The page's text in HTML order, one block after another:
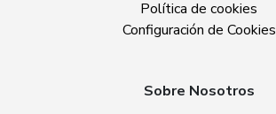
Política de cookies
Configuración de Cookies
Sobre Nosotros